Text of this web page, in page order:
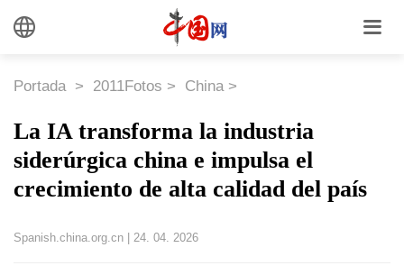
Portada > 2011Fotos > China >
La IA transforma la industria
siderúrgica china e impulsa el
crecimiento de alta calidad del país
Spanish.china.org.cn 24. 04. 2026